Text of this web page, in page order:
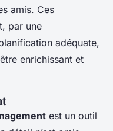
amis. Ces
par une
adéquate,
enrichissant et
est un outil